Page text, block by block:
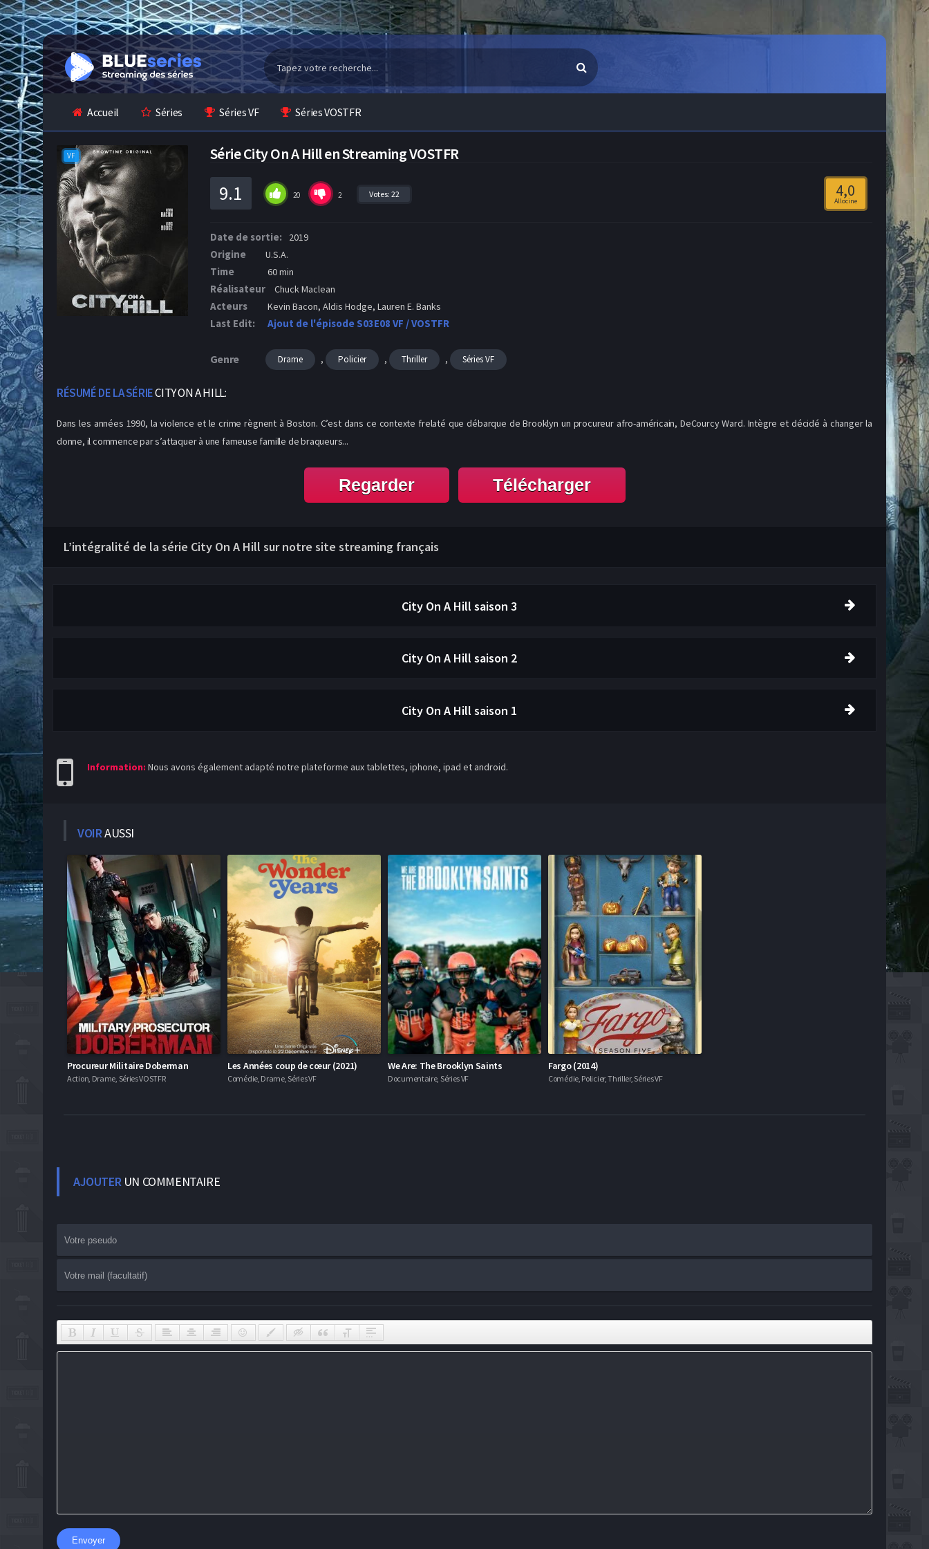
Accueil Séries Séries VF Séries VOSTFR
VF Série City On A Hill en Streaming VOSTFR
9.1 20 2 Votes: 22 4,0
Allocine
Date de sortie: 2019
Origine U.S.A.
Time 60 min
Réalisateur Chuck Maclean
Acteurs Kevin Bacon, Aldis Hodge, Lauren E. Banks
Last Edit: Ajout de l'épisode S03E08 VF / VOSTFR
Genre Drame , Policier , Thriller , Séries VF
RÉSUMÉ DE LA SÉRIECITY ON A HILL:
Dans les années 1990, la violence et le crime règnent à Boston. C’est dans ce contexte frelaté que débarque de Brooklyn un procureur afro-américain, DeCourcy Ward. Intègre et décidé à changer la
donne, il commence par s’attaquer à une fameuse famille de braqueurs...
Regarder Télécharger
L’intégralité de la série City On A Hill sur notre site streaming français
City On A Hill saison 3
City On A Hill saison 2
City On A Hill saison 1
Information: Nous avons également adapté notre plateforme aux tablettes, iphone, ipad et android.
VOIRAUSSI
Procureur Militaire Doberman
Action, Drame, Séries VOSTFR
Les Années coup de cœur (2021)
Comédie, Drame, Séries VF
We Are: The Brooklyn Saints
Documentaire, Séries VF
Fargo (2014)
Comédie, Policier, Thriller, Séries VF
AJOUTERUN COMMENTAIRE
Envoyer